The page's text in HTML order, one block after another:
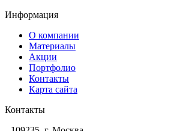
Информация
О компании
Материалы
Акции
Портфолио
Контакты
Карта сайта
Контакты